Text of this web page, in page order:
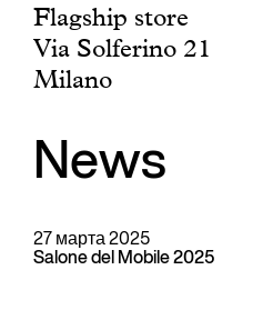
Flagship store
Via Solferino 21
Milano
News
27 марта 2025
Salone del Mobile 2025